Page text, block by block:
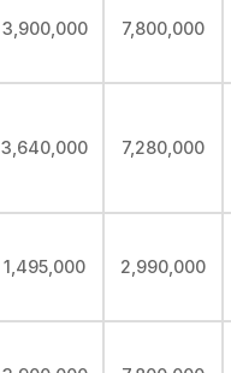
3,900,000 7,800,000
3,640,000 7,280,000
1,495,000 2,990,000